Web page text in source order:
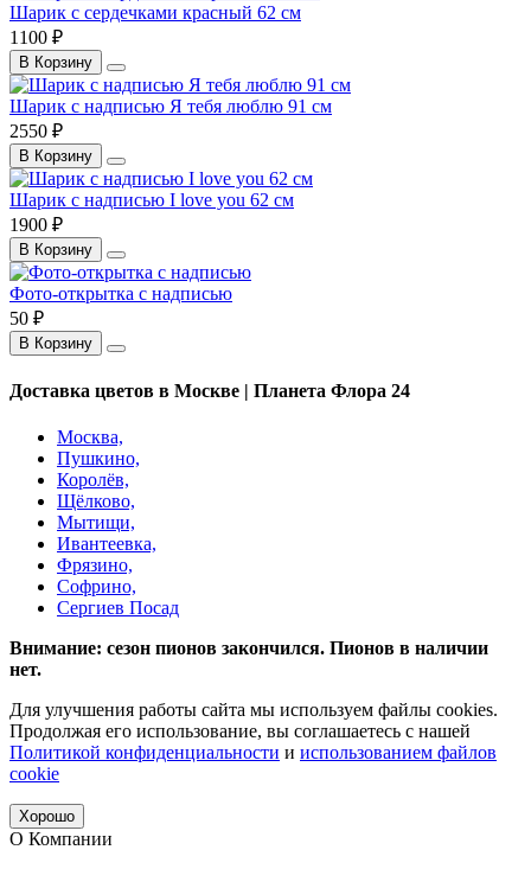
Шарик с сердечками красный 62 см
1100 ₽
В Корзину
Шарик с надписью Я тебя люблю 91 см
2550 ₽
В Корзину
Шарик с надписью I love you 62 см
1900 ₽
В Корзину
Фото-открытка с надписью
50 ₽
В Корзину
Доставка цветов в Москве | Планета Флора 24
Москва,
Пушкино,
Королёв,
Щёлково,
Мытищи,
Ивантеевка,
Фрязино,
Софрино,
Сергиев Посад
Внимание: сезон пионов закончился. Пионов в наличии
нет.
Для улучшения работы сайта мы используем файлы cookies.
Продолжая его использование, вы соглашаетесь с нашей
Политикой конфиденциальности и использованием файлов
cookie
Хорошо
О Компании